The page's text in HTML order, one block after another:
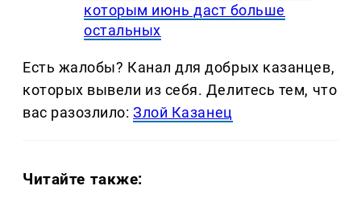
которым июнь даст больше
остальных
Есть жалобы? Канал для добрых казанцев,
которых вывели из себя. Делитеcь тем, что
вас разозлило:Злой Казанец
Читайте также: